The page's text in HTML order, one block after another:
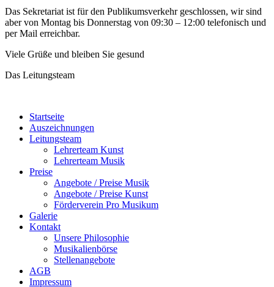
Das Sekretariat ist für den Publikumsverkehr geschlossen, wir sind
aber von Montag bis Donnerstag von 09:30 – 12:00 telefonisch und
per Mail erreichbar.
Viele Grüße und bleiben Sie gesund
Das Leitungsteam
Startseite
Auszeichnungen
Leitungsteam
Lehrerteam Kunst
Lehrerteam Musik
Preise
Angebote / Preise Musik
Angebote / Preise Kunst
Förderverein Pro Musikum
Galerie
Kontakt
Unsere Philosophie
Musikalienbörse
Stellenangebote
AGB
Impressum